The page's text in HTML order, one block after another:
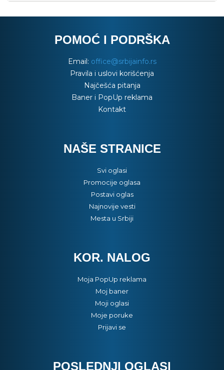
POMOĆ I PODRŠKA
Email: office@srbijainfo.rs
Pravila i uslovi korišćenja
Najčešća pitanja
Baner i PopUp reklama
Kontakt
NAŠE STRANICE
Svi oglasi
Promocije oglasa
Postavi oglas
Najnovije vesti
Mesta u Srbiji
KOR. NALOG
Moja PopUp reklama
Moj baner
Moji oglasi
Moje poruke
Prijavi se
POSLEDNJI OGLASI